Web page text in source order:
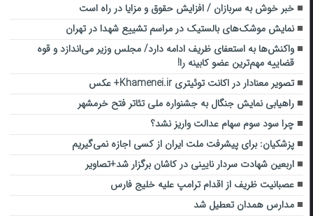
خبر خوش به سربازان / افزایش حقوق و مزایا در راه است
نمایش موشک‌های بالستیک در مراسم تشییع شهدا در تهران
واکنش‌ها به استعفای ظریف ادامه دارد/ مجلس وزیر می‌اندازد و قوه
قضاییه مهم‌ترین عضو کابینه را!
تصویر معنادار در اکانت توئیتری Khamenei.ir+ عکس
راهیابی نمایش جنگال به جشنواره ملی تئاتر فتح خرمشهر
چرا سود سوم سهام عدالت واریز نشد؟
پزشکیان: برای پیشرفت ملت ایران از کسی اجازه نمی‌گیریم
اربعین شهادت سردار نایینی در کاشان برگزار شد+تصاویر
عصبانیت ظریف از اقدام ترامپ علیه خلیج فارس
مدارس همدان تعطیل شد